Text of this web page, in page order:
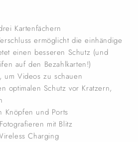
Kartenfächern
ermöglicht die einhändige
einen besseren Schutz (und
auf den Bezahlkarten!)
um Videos zu schauen
optimalen Schutz vor Kratzern,
Knöpfen und Ports
mit Blitz
Charging